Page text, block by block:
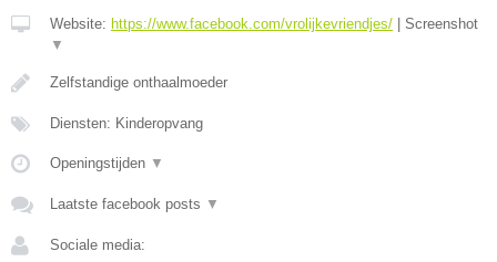
Website: https://www.facebook.com/vrolijkevriendjes/
Screenshot
▼
Zelfstandige onthaalmoeder
Diensten: Kinderopvang
Openingstijden ▼
Laatste facebook posts ▼
Sociale media: